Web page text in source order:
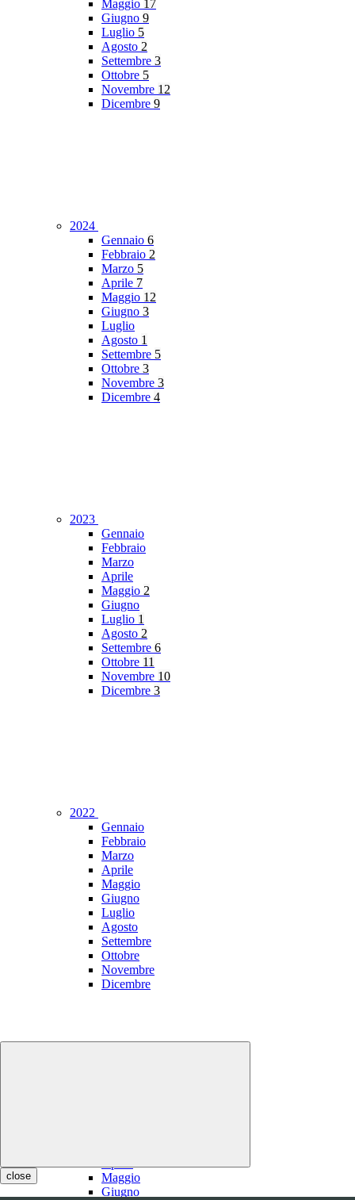
close
Maggio 17
Giugno 9
Luglio 5
Agosto 2
Settembre 3
Ottobre 5
Novembre 12
Dicembre 9
2024
Gennaio 6
Febbraio 2
Marzo 5
Aprile 7
Maggio 12
Giugno 3
Luglio
Agosto 1
Settembre 5
Ottobre 3
Novembre 3
Dicembre 4
2023
Gennaio
Febbraio
Marzo
Aprile
Maggio 2
Giugno
Luglio 1
Agosto 2
Settembre 6
Ottobre 11
Novembre 10
Dicembre 3
2022
Gennaio
Febbraio
Marzo
Aprile
Maggio
Giugno
Luglio
Agosto
Settembre
Ottobre
Novembre
Dicembre
Maggio
Giugno